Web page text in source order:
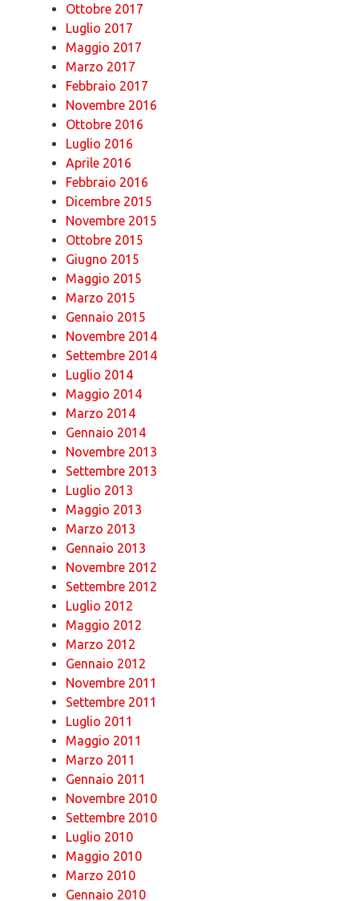
Ottobre 2017
Luglio 2017
Maggio 2017
Marzo 2017
Febbraio 2017
Novembre 2016
Ottobre 2016
Luglio 2016
Aprile 2016
Febbraio 2016
Dicembre 2015
Novembre 2015
Ottobre 2015
Giugno 2015
Maggio 2015
Marzo 2015
Gennaio 2015
Novembre 2014
Settembre 2014
Luglio 2014
Maggio 2014
Marzo 2014
Gennaio 2014
Novembre 2013
Settembre 2013
Luglio 2013
Maggio 2013
Marzo 2013
Gennaio 2013
Novembre 2012
Settembre 2012
Luglio 2012
Maggio 2012
Marzo 2012
Gennaio 2012
Novembre 2011
Settembre 2011
Luglio 2011
Maggio 2011
Marzo 2011
Gennaio 2011
Novembre 2010
Settembre 2010
Luglio 2010
Maggio 2010
Marzo 2010
Gennaio 2010